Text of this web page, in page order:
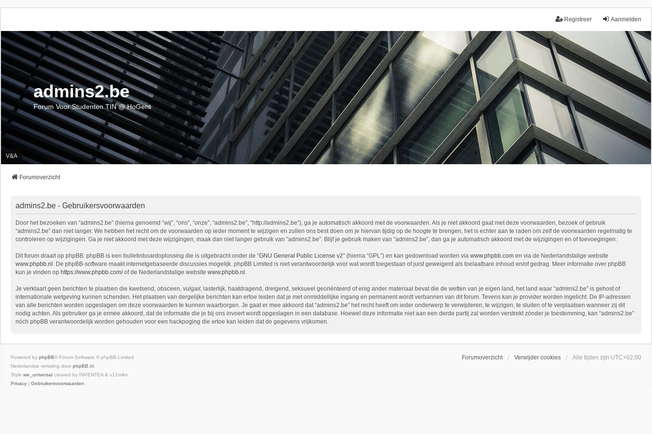
Aanmelden
Registreer
admins2.be
Forum Voor Studenten TIN @ HoGent
V&A
Forumoverzicht
admins2.be - Gebruikersvoorwaarden
Door het bezoeken van “admins2.be” (hierna genoemd “wij”, “ons”, “onze”, “admins2.be”, “http://admins2.be”), ga je automatisch akkoord met de voorwaarden. Als je niet akkoord gaat met deze voorwaarden, bezoek of gebruik
“admins2.be” dan niet langer. We hebben het recht om de voorwaarden op ieder moment te wijzigen en zullen ons best doen om je hiervan tijdig op de hoogte te brengen, het is echter aan te raden om zelf de voorwaarden regelmatig te
controleren op wijzigingen. Ga je niet akkoord met deze wijzigingen, maak dan niet langer gebruik van “admins2.be”. Blijf je gebruik maken van “admins2.be”, dan ga je automatisch akkoord met de wijzigingen en of toevoegingen.
Dit forum draait op phpBB. phpBB is een bulletinboardoplossing die is uitgebracht onder de “GNU General Public License v2” (hierna “GPL”) en kan gedownload worden via www.phpbb.com en via de Nederlandstalige website
www.phpbb.nl. De phpBB-software maakt internetgebaseerde discussies mogelijk. phpBB Limited is niet verantwoordelijk voor wat wordt toegestaan of juist geweigerd als toelaatbare inhoud en/of gedrag. Meer informatie over phpBB
kun je vinden op https://www.phpbb.com/of de Nederlandstalige website www.phpbb.nl.
Je verklaart geen berichten te plaatsen die kwetsend, obsceen, vulgair, lasterlijk, haatdragend, dreigend, seksueel georiënteerd of enig ander materiaal bevat die de wetten van je eigen land, het land waar “admins2.be” is gehost of
internationale wetgeving kunnen schenden. Het plaatsen van dergelijke berichten kan ertoe leiden dat je met onmiddellijke ingang en permanent wordt verbannen van dit forum. Tevens kan je provider worden ingelicht. De IP-adressen
van alle berichten worden opgeslagen om deze voorwaarden te kunnen waarborgen. Je gaat er mee akkoord dat “admins2.be” het recht heeft om ieder onderwerp te verwijderen, te wijzigen, te sluiten of te verplaatsen wanneer zij dit
nodig achten. Als gebruiker ga je ermee akkoord, dat de informatie die je bij ons invoert wordt opgeslagen in een database. Hoewel deze informatie niet aan een derde partij zal worden verstrekt zónder je toestemming, kan “admins2.be”
nóch phpBB verantwoordelijk worden gehouden voor een hackpoging die ertoe kan leiden dat de gegevens vrijkomen.
Forumoverzicht Verwijder cookies Alle tijden zijn UTC+02:00
Powered by phpBB® Forum Software © phpBB Limited
Nederlandse vertaling door phpBB.nl
Style we_universal created by INVENTEA & v12mike
Privacy | Gebruikersvoorwaarden